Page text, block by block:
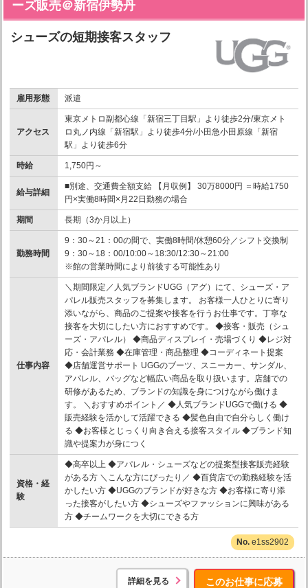
ーズ販売＠新宿伊勢丹
シューズの短期接客スタッフ
雇用形態 派遣
アクセス
東京メトロ副都心線「新宿三丁目駅」より徒歩2分/東京メト
ロ丸ノ内線「新宿駅」より徒歩4分/小田急小田原線「新宿
駅」より徒歩6分
時給 1,750円～
給与詳細
■別途、交通費全額支給 【月収例】 30万8000円 ＝時給1750
円×実働8時間×月22日勤務の場合
期間 長期（3か月以上）
勤務時間
9：30～21：00の間で、実働8時間/休憩60分／シフト交換制
9：30～18：00/10:00～18:30/12:30～21:00
※館の営業時間により前後する可能性あり
仕事内容
＼期間限定／人気ブランドUGG（アグ）にて、シューズ・ア
パレル販売スタッフを募集します。 お客様一人ひとりに寄り
添いながら、商品のご提案や接客を行うお仕事です。丁寧な
接客を大切にしたい方におすすめです。 ◆接客・販売（シュ
ーズ・アパレル） ◆商品ディスプレイ・売場づくり ◆レジ対
応・会計業務 ◆在庫管理・商品整理 ◆コーディネート提案
◆店舗運営サポート UGGのブーツ、スニーカー、サンダル、
アパレル、バッグなど幅広い商品を取り扱います。店舗での
研修があるため、ブランドの知識を身につけながら働けま
す。 ＼おすすめポイント／ ◆人気ブランドUGGで働ける ◆
販売経験を活かして活躍できる ◆髪色自由で自分らしく働け
る ◆お客様とじっくり向き合える接客スタイル ◆ブランド知
識や提案力が身につく
資格・経
験
◆高卒以上 ◆アパレル・シューズなどの提案型接客販売経験
がある方 ＼こんな方にぴったり／ ◆百貨店での勤務経験を活
かしたい方 ◆UGGのブランドが好きな方 ◆お客様に寄り添
った接客がしたい方 ◆シューズやファッションに興味がある
方 ◆チームワークを大切にできる方
e1ss2902
詳細を見る このお仕事に応募